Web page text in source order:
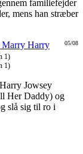
familiefejder
mens han stræber
05/08
Marry Harry
1)
1)
Jowsey
Her Daddy) og
slå sig til ro i